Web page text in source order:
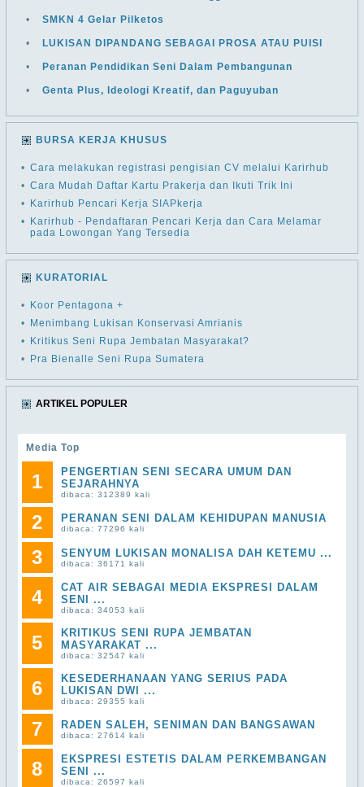
• SMKN 4 Gelar Pilketos
• LUKISAN DIPANDANG SEBAGAI PROSA ATAU PUISI
• Peranan Pendidikan Seni Dalam Pembangunan
• Genta Plus, Ideologi Kreatif, dan Paguyuban
BURSA KERJA KHUSUS
• Cara melakukan registrasi pengisian CV melalui Karirhub
• Cara Mudah Daftar Kartu Prakerja dan Ikuti Trik Ini
•
Karirhub Pencari Kerja SIAPkerja
•
Karirhub - Pendaftaran Pencari Kerja dan Cara Melamar
pada Lowongan Yang Tersedia
KURATORIAL
•
Koor Pentagona +
•
Menimbang Lukisan Konservasi Amrianis
•
Kritikus Seni Rupa Jembatan Masyarakat?
•
Pra Bienalle Seni Rupa Sumatera
ARTIKEL POPULER
Media Top
1
PENGERTIAN SENI SECARA UMUM DAN
SEJARAHNYA
dibaca: 312389 kali
2 PERANAN SENI DALAM KEHIDUPAN MANUSIA
dibaca: 77296 kali
3 SENYUM LUKISAN MONALISA DAH KETEMU ...
dibaca: 36171 kali
4
CAT AIR SEBAGAI MEDIA EKSPRESI DALAM
SENI ...
dibaca: 34053 kali
5
KRITIKUS SENI RUPA JEMBATAN
MASYARAKAT ...
dibaca: 32547 kali
6
KESEDERHANAAN YANG SERIUS PADA
LUKISAN DWI ...
dibaca: 29355 kali
7 RADEN SALEH, SENIMAN DAN BANGSAWAN
dibaca: 27614 kali
8
EKSPRESI ESTETIS DALAM PERKEMBANGAN
SENI ...
dibaca: 26597 kali